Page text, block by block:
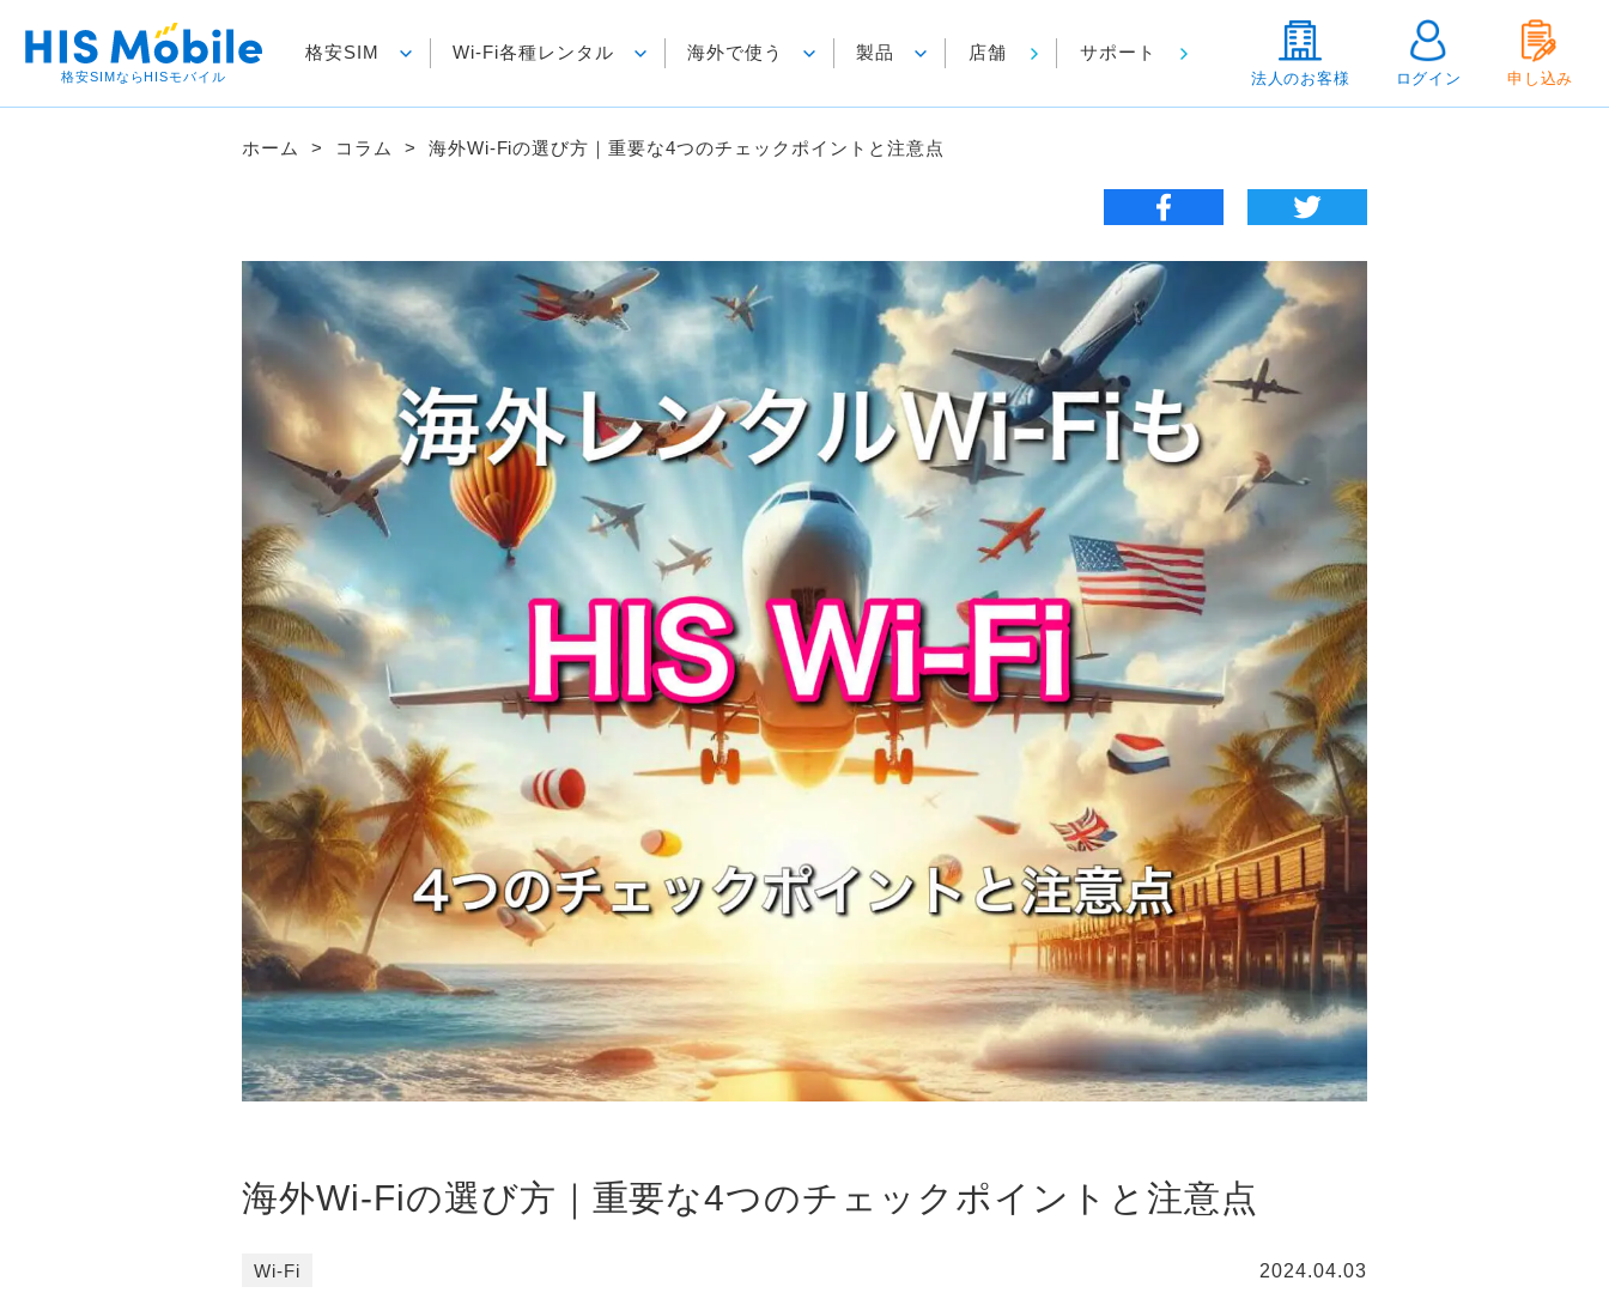
格安SIMならHISモバイル
格安SIM Wi-Fi各種レンタル 海外で使う 製品 店舗 サポート
法人のお客様 ログイン 申し込み
ホーム コラム 海外Wi-Fiの選び方｜重要な4つのチェックポイントと注意点
海外Wi-Fiの選び方｜重要な4つのチェックポイントと注意点
Wi-Fi 2024.04.03